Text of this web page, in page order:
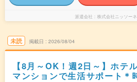
派遣会社 株式会社ニッソー
未読 掲載日 2026/08/04
【8月～OK！週2日～】ホテ
マンションで生活サポート＊